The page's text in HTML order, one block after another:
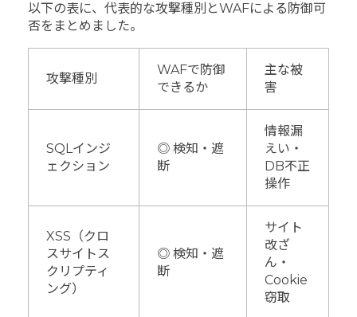
以下の表に、代表的な攻撃種別とWAFによる防御可
否をまとめました。
攻撃種別
WAFで防御
できるか
主な被
害
SQLインジ
ェクション
◎ 検知・遮
断
情報漏
えい・
DB不正
操作
XSS（クロ
スサイトス
クリプティ
ング）
◎ 検知・遮
断
サイト
改ざ
ん・
Cookie
窃取